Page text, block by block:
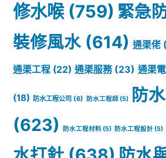
修水喉(759) 緊急
裝修風水(614) 通渠佬
通渠工程 (22) 通渠服務(23) 通渠
(18) 防水工程公司 (6) 防水工程師 (5)
防
(623)
防水工程材料 (5) 防水工程設計 (5)